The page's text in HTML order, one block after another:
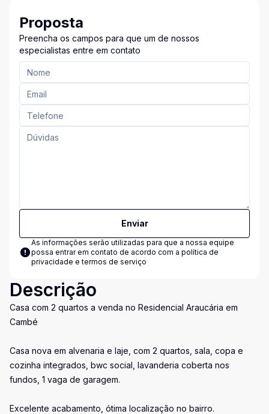
Proposta
Preencha os campos para que um de nossos
especialistas entre em contato
Enviar
As informações serão utilizadas para que a nossa equipe
possa entrar em contato de acordo com a política de
privacidade e termos de serviço
Descrição
Casa com 2 quartos a venda no Residencial Araucária em
Cambé
Casa nova em alvenaria e laje, com 2 quartos, sala, copa e
cozinha integrados, bwc social, lavanderia coberta nos
fundos, 1 vaga de garagem.
Excelente acabamento, ótima localização no bairro.